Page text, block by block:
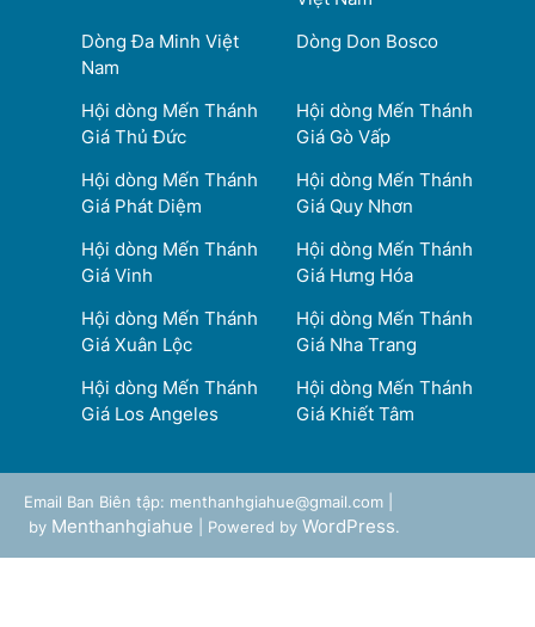
Dòng Đa Minh Việt
Nam
Dòng Don Bosco
Hội dòng Mến Thánh
Giá Thủ Đức
Hội dòng Mến Thánh
Giá Gò Vấp
Hội dòng Mến Thánh
Giá Phát Diệm
Hội dòng Mến Thánh
Giá Quy Nhơn
Hội dòng Mến Thánh
Giá Vinh
Hội dòng Mến Thánh
Giá Hưng Hóa
Hội dòng Mến Thánh
Giá Xuân Lộc
Hội dòng Mến Thánh
Giá Nha Trang
Hội dòng Mến Thánh
Giá Los Angeles
Hội dòng Mến Thánh
Giá Khiết Tâm
Email Ban Biên tập: menthanhgiahue@gmail.com |
by Menthanhgiahue | Powered by WordPress.